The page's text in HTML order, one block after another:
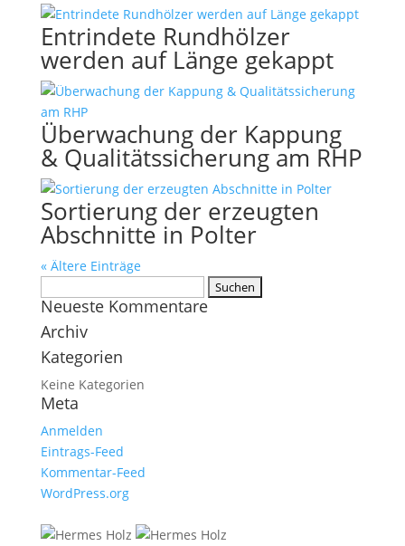
Entrindete Rundhölzer
werden auf Länge gekappt
Überwachung der Kappung
& Qualitätssicherung am RHP
Sortierung der erzeugten
Abschnitte in Polter
« Ältere Einträge
nach:
Neueste Kommentare
Archiv
Kategorien
Keine Kategorien
Meta
Anmelden
Eintrags-Feed
Kommentar-Feed
WordPress.org